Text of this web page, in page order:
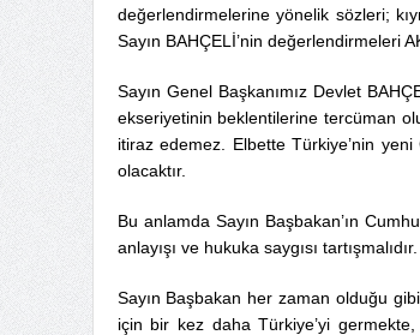
değerlendirmelerine yönelik sözleri;
Sayın BAHÇELİ’nin değerlendirmeleri
Sayın Genel Başkanımız Devlet
ekseriyetinin beklentilerine tercüman
itiraz edemez. Elbette Türkiye’nin
olacaktır.
Bu anlamda Sayın Başbakan’ın
anlayışı ve hukuka saygısı
Sayın Başbakan her zaman olduğu
için bir kez daha Türkiye’yi germekte,